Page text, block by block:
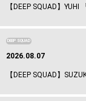
【DEEP SQUAD】
DEEP SQUAD
2026.08.07
【DEEP SQUAD】